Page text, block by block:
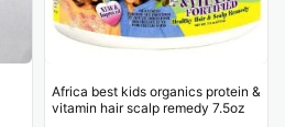
Africa best kids organics protein &
vitamin hair scalp remedy 7.5oz